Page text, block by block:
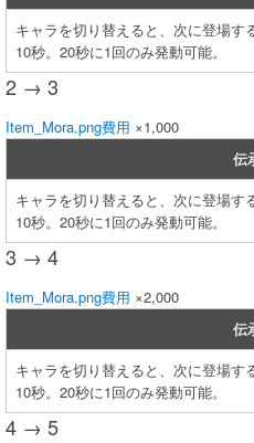
キャラを切り替えると、次に登場す
10秒。20秒に1回のみ発動可能。
2 → 3
Item_Mora.png費用 ×1,000
伝
キャラを切り替えると、次に登場す
10秒。20秒に1回のみ発動可能。
3 → 4
Item_Mora.png費用 ×2,000
伝
キャラを切り替えると、次に登場す
10秒。20秒に1回のみ発動可能。
4 → 5